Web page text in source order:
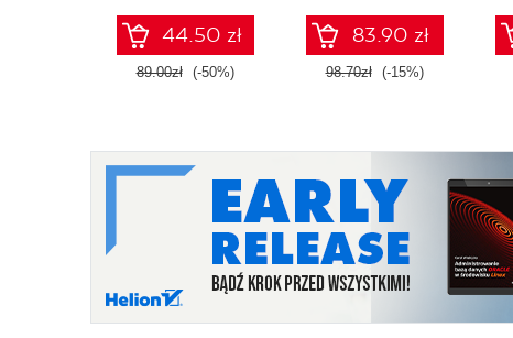
44.50 zł
89.00zł (-50%)
83.90 zł
98.70zł (-15%)